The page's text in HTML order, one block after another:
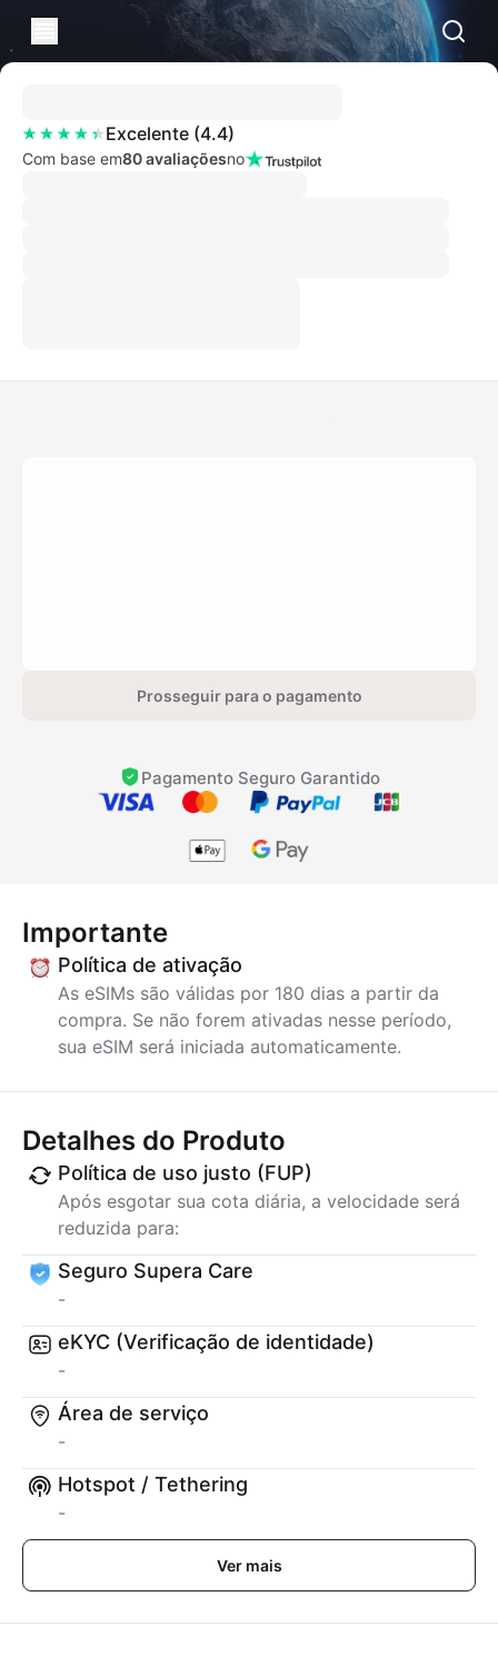
Excelente (4.4)
Com base em80 avaliaçõesno
Prosseguir para o pagamento
Pagamento Seguro Garantido
Importante
Política de ativação
As eSIMs são válidas por 180 dias a partir da
compra. Se não forem ativadas nesse período,
sua eSIM será iniciada automaticamente.
Detalhes do Produto
Política de uso justo (FUP)
Após esgotar sua cota diária, a velocidade será
reduzida para:
Seguro Supera Care
-
eKYC (Verificação de identidade)
-
Área de serviço
-
Hotspot / Tethering
-
Ver mais